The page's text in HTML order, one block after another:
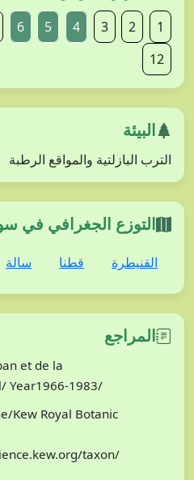
1
2
3
4
5
6
12
البيئة
الترب البازلتية والمواقع الرطبة
التوزع الجغرافي في
القنيطرة قطنا سالة
المراجع
et de la
Year1966-1983/
Kew Royal Botanic
taxon/